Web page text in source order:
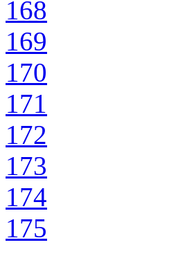
168
169
170
171
172
173
174
175